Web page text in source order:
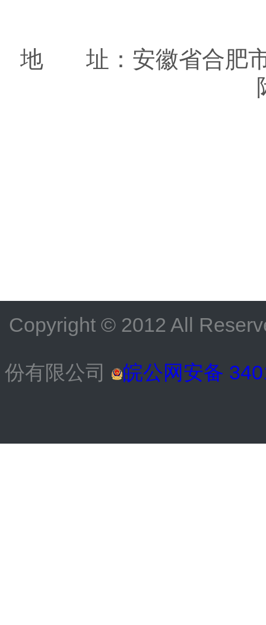
地 址：安徽省合肥市
Copyright © 2012 All
份有限公司 皖公网安备